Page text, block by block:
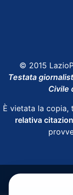
© 2015
Testata
Civile
È vietata la copia,
relativa